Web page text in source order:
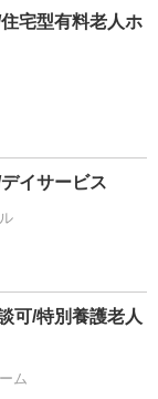
宅型有料老人ホ
イサービス
可/特別養護老人
ム